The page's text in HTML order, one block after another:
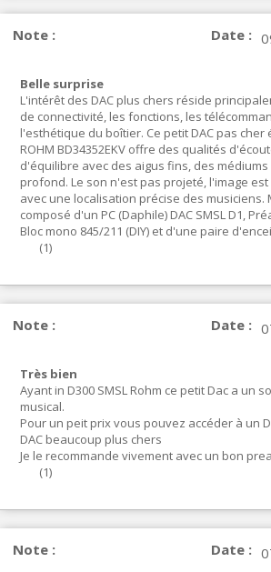
Note : Date :
Belle surprise
L'intérêt des DAC plus chers réside
de connectivité, les fonctions, les
l'esthétique du boîtier. Ce petit DAC pas cher
ROHM BD34352EKV offre des qualités
d'équilibre avec des aigus fins, des
profond. Le son n'est pas projeté, l'image
avec une localisation précise des musiciens.
composé d'un PC (Daphile) DAC SMSL D1,
Bloc mono 845/211 (DIY) et d'une paire
(1)
Note : Date :
Très bien
Ayant in D300 SMSL Rohm ce petit Dac a un
musical.
Pour un peit prix vous pouvez accéder à un
DAC beaucoup plus chers
Je le recommande vivement avec un bon
(1)
Note : Date :